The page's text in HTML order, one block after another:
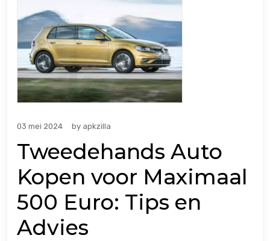
03 mei 2024 by apkzilla
Tweedehands Auto
Kopen voor Maximaal
500 Euro: Tips en
Advies